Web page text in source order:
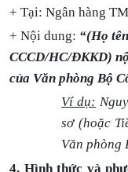
+ Tại: Ngân hàng
+ Nội dung: “(Họ
CCCD/HC/ĐKKD)
của Văn phòng Bộ
Ví dụ:
sơ (hoặc
Văn phòng
4. Hình thức và